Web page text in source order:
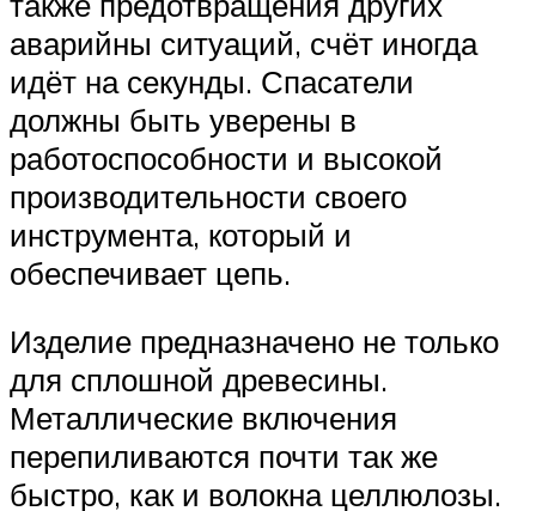
аварийны ситуаций, счёт иногда
идёт на секунды. Спасатели
должны быть уверены в
работоспособности и высокой
производительности своего
инструмента, который и
обеспечивает цепь.
Изделие предназначено не только
для сплошной древесины.
Металлические включения
перепиливаются почти так же
быстро, как и волокна целлюлозы.